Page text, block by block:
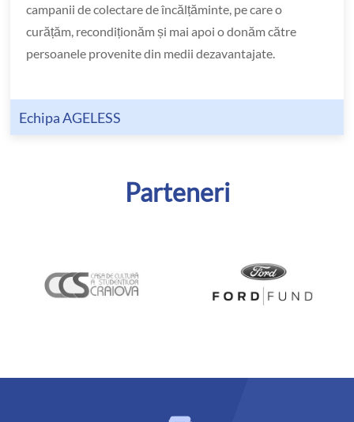
campanii de colectare de încălțăminte, pe care o
curățăm, recondiționăm și mai apoi o donăm către
persoanele provenite din medii dezavantajate.
Echipa AGELESS
Parteneri